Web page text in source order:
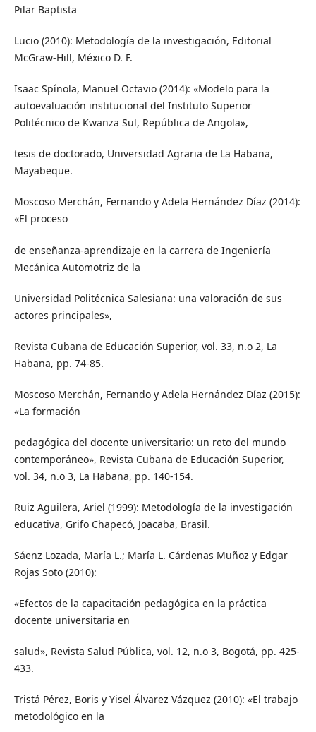
Pilar Baptista
Lucio (2010): Metodología de la investigación, Editorial
McGraw-Hill, México D. F.
Isaac Spínola, Manuel Octavio (2014): «Modelo para la
autoevaluación institucional del Instituto Superior
Politécnico de Kwanza Sul, República de Angola»,
tesis de doctorado, Universidad Agraria de La Habana,
Mayabeque.
Moscoso Merchán, Fernando y Adela Hernández Díaz (2014):
«El proceso
de enseñanza-aprendizaje en la carrera de Ingeniería
Mecánica Automotriz de la
Universidad Politécnica Salesiana: una valoración de sus
actores principales»,
Revista Cubana de Educación Superior, vol. 33, n.o 2, La
Habana, pp. 74-85.
Moscoso Merchán, Fernando y Adela Hernández Díaz (2015):
«La formación
pedagógica del docente universitario: un reto del mundo
contemporáneo», Revista Cubana de Educación Superior,
vol. 34, n.o 3, La Habana, pp. 140-154.
Ruiz Aguilera, Ariel (1999): Metodología de la investigación
educativa, Grifo Chapecó, Joacaba, Brasil.
Sáenz Lozada, María L.; María L. Cárdenas Muñoz y Edgar
Rojas Soto (2010):
«Efectos de la capacitación pedagógica en la práctica
docente universitaria en
salud», Revista Salud Pública, vol. 12, n.o 3, Bogotá, pp. 425-
433.
Tristá Pérez, Boris y Yisel Álvarez Vázquez (2010): «El trabajo
metodológico en la